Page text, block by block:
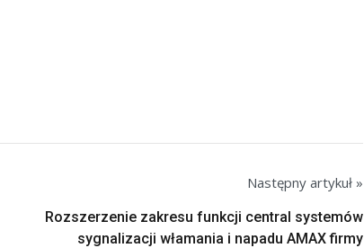
Następny artykuł »
Rozszerzenie zakresu funkcji central systemów
sygnalizacji włamania i napadu AMAX firmy